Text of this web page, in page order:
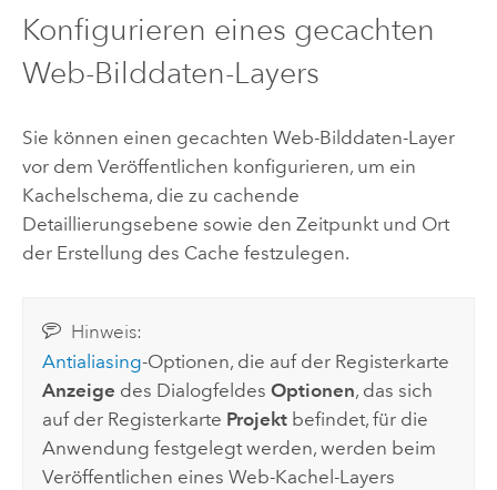
Konfigurieren eines gecachten
Web-Bilddaten-Layers
Sie können einen gecachten Web-Bilddaten-Layer
vor dem Veröffentlichen konfigurieren, um ein
Kachelschema, die zu cachende
Detaillierungsebene sowie den Zeitpunkt und Ort
der Erstellung des Cache festzulegen.
Hinweis:
Antialiasing-Optionen, die auf der Registerkarte
Anzeige des DialogfeldesOptionen, das sich
auf der Registerkarte Projekt befindet, für die
Anwendung festgelegt werden, werden beim
Veröffentlichen eines Web-Kachel-Layers